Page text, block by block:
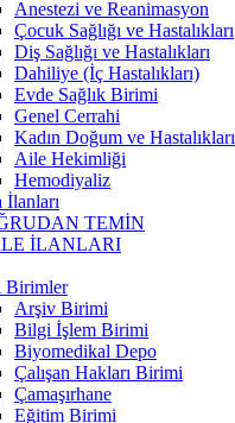
Anestezi ve Reanimasyon
Çocuk Sağlığı ve Hastalıkları
Diş Sağlığı ve Hastalıkları
Dahiliye (İç Hastalıkları)
Evde Sağlık Birimi
Genel Cerrahi
Kadın Doğum ve Hastalıkları
Aile Hekimliği
Hemodiyaliz
İlanları
TEMİN
İLANLARI
Birimler
Arşiv Birimi
Bilgi İşlem Birimi
Biyomedikal Depo
Çalışan Hakları Birimi
Çamaşırhane
Eğitim Birimi